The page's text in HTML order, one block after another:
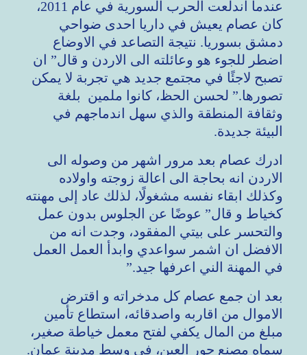
عندما اندلعت الحرب السورية في عام 2011،
كان عصام يعيش في داريا احدى ضواحي
دمشق بسوريا. نتيجة التصاعد في الاوضاع
اضطر للجوء هو وعائلته الى الاردن و قال” ان
تصبح لاجئًا في مجتمع جديد هي تجربة لا يمكن
تصورها.” لحسن الحظ، كانوا ملمين بلغة
وثقافة المنطقة والذي سهل اندماجهم في
البيئة جديدة.
ادرك عصام بعد مرور اشهر من وصوله الى
الاردن انه بحاجة الى اعالة زوجته واولاده
وكذلك ابقاء نفسه مشغولًا، لذلك عاد إلى مهنته
كخياط و قال” عوضًا عن الجلوس بدون عمل
والتحسر على بيتي المفقود، وجدت انه من
الافضل ان اشمر سواعدي وابدأ العمل العمل
في المهنة الني اعرفها جيد.”
بعد ان جمع عصام كل مدخراته و اقترض
الاموال من اقاربه واصدقائه، استطاع تأمين
مبلغ من المال يكفي لفتح معمل خياطة صغير،
سماه مصنع حور العين، في وسط مدينة عمان.